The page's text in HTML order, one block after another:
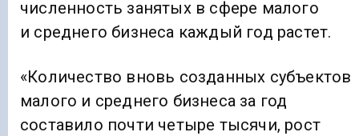
численность занятых в сфере малого
и среднего бизнеса каждый год растет.
«Количество вновь созданных субъектов
малого и среднего бизнеса за год
составило почти четыре тысячи, рост